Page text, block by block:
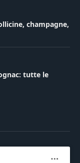
champagne,
tutte le